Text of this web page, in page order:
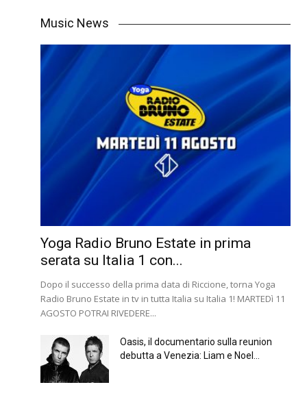
Music News
Yoga Radio Bruno Estate in prima
serata su Italia 1 con...
Dopo il successo della prima data di Riccione, torna Yoga
Radio Bruno Estate in tv in tutta Italia su Italia 1! MARTEDì 11
AGOSTO POTRAI RIVEDERE...
Oasis, il documentario sulla reunion
debutta a Venezia: Liam e Noel...